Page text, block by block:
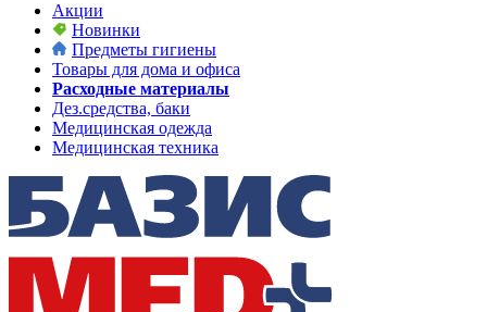
Акции
Новинки
Предметы гигиены
Товары для дома и офиса
Расходные материалы
Дез.средства, баки
Медицинская одежда
Медицинская техника